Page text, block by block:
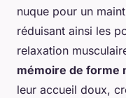
nuque pour un
réduisant ainsi les
relaxation
mémoire de forme
leur accueil doux,